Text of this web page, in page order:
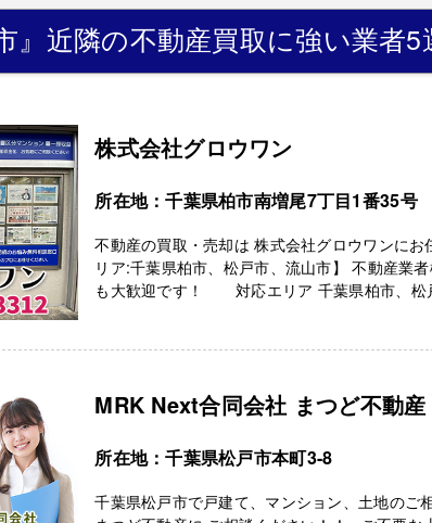
』近隣の不動産買取に強い業者5
株式会社グロウワン
所在地：千葉県柏市南増尾7丁目1番35号
不動産の買取・売却は 株式会社グロウワンに
リア:千葉県柏市、松戸市、流山市】 不動産業
も大歓迎です！ 対応エリア 千葉県柏市、松
MRK Next合同会社 まつど不動産
所在地：千葉県松戸市本町3-8
千葉県松戸市で戸建て、マンション、土地のご